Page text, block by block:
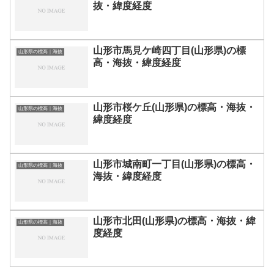
抜・緯度経度
山形県の標高｜海抜
山形市馬見ケ崎四丁目(山形県)の標
高・海抜・緯度経度
山形県の標高｜海抜
山形市桜ケ丘(山形県)の標高・海抜・
緯度経度
山形県の標高｜海抜
山形市城南町一丁目(山形県)の標高・
海抜・緯度経度
山形県の標高｜海抜
山形市北田(山形県)の標高・海抜・緯
度経度